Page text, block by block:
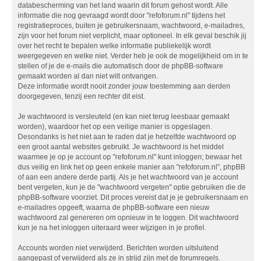
databescherming van het land waarin dit forum gehost wordt. Alle
informatie die nog gevraagd wordt door "refoforum.nl" tijdens het
registratieproces, buiten je gebruikersnaam, wachtwoord, e-mailadres,
zijn voor het forum niet verplicht, maar optioneel. In elk geval beschik jij
over het recht te bepalen welke informatie publiekelijk wordt
weergegeven en welke niet. Verder heb je ook de mogelijkheid om in te
stellen of je de e-mails die automatisch door de phpBB-software
gemaakt worden al dan niet wilt ontvangen.
Deze informatie wordt nooit zonder jouw toestemming aan derden
doorgegeven, tenzij een rechter dit eist.
Je wachtwoord is versleuteld (en kan niet terug leesbaar gemaakt
worden), waardoor het op een veilige manier is opgeslagen.
Desondanks is het niet aan te raden dat je hetzelfde wachtwoord op
een groot aantal websites gebruikt. Je wachtwoord is het middel
waarmee je op je account op "refoforum.nl" kunt inloggen; bewaar het
dus veilig en link het op geen enkele manier aan "refoforum.nl", phpBB
of aan een andere derde partij. Als je het wachtwoord van je account
bent vergeten, kun je de "wachtwoord vergeten" optie gebruiken die de
phpBB-software voorziet. Dit proces vereist dat je je gebruikersnaam en
e-mailadres opgeeft, waarna de phpBB-software een nieuw
wachtwoord zal genereren om opnieuw in te loggen. Dit wachtwoord
kun je na het inloggen uiteraard weer wijzigen in je profiel.
Accounts worden niet verwijderd. Berichten worden uitsluitend
aangepast of verwijderd als ze in strijd zijn met de forumregels.